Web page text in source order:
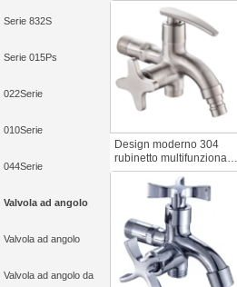
Serie 832S
Serie 015Ps
022Serie
010Serie
044Serie
Valvola ad angolo
Valvola ad angolo
Valvola ad angolo da
Bibcock a doppia
maniglia 304 in acciaio a
2 vie per il bagno
Apertura rapida a due
vie lavatrice
Design moderno 304
rubinetto multifunzionale
del lavabo in acciaio
inox rubinetto a doppio
comando a 2 vie per
acqua fredda da bere
rubinetto in metallo da
giardino